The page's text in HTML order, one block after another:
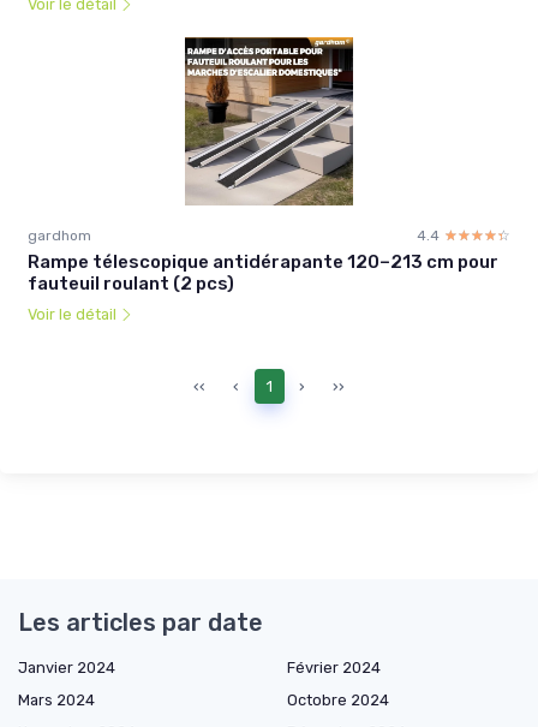
Voir le détail
gardhom 4.4 ☆☆☆☆☆
★★★★★
Rampe télescopique antidérapante 120–213 cm pour
fauteuil roulant (2 pcs)
Voir le détail
‹‹ ‹ 1 › ››
Les articles par date
Janvier 2024
Février 2024
Mars 2024
Octobre 2024